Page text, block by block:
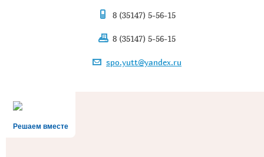
8 (35147) 5-56-15
8 (35147) 5-56-15
spo.yutt@yandex.ru
Решаем вместе